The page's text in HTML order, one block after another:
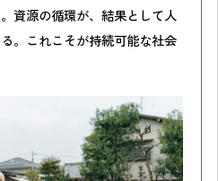
資源の循環が、結果として人
。これこそが持続可能な社会